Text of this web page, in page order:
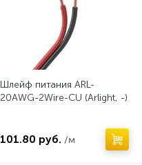
Шлейф питания ARL-
20AWG-2Wire-CU (Arlight, -)
101.80 руб. /м